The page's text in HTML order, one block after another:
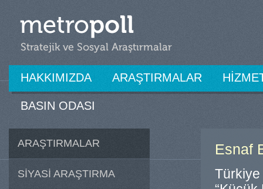
HAKKIMIZDA ARAŞTIRMALAR
BASIN ODASI
ARAŞTIRMALAR
SİYASİ ARAŞTIRMA
Esnaf
Türkiye